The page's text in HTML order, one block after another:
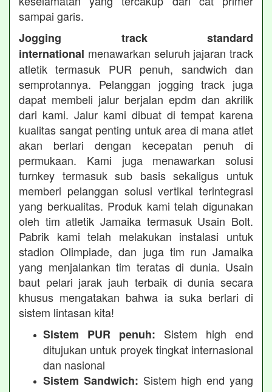
sampai garis.
Jogging track standard
international menawarkan seluruh jajaran track
atletik termasuk PUR penuh, sandwich dan
semprotannya. Pelanggan jogging track juga
dapat membeli jalur berjalan epdm dan akrilik
dari kami. Jalur kami dibuat di tempat karena
kualitas sangat penting untuk area di mana atlet
akan berlari dengan kecepatan penuh di
permukaan. Kami juga menawarkan solusi
turnkey termasuk sub basis sekaligus untuk
memberi pelanggan solusi vertikal terintegrasi
yang berkualitas. Produk kami telah digunakan
oleh tim atletik Jamaika termasuk Usain Bolt.
Pabrik kami telah melakukan instalasi untuk
stadion Olimpiade, dan juga tim run Jamaika
yang menjalankan tim teratas di dunia. Usain
baut pelari jarak jauh terbaik di dunia secara
khusus mengatakan bahwa ia suka berlari di
sistem lintasan kita!
Sistem PUR penuh: Sistem high end
ditujukan untuk proyek tingkat internasional
dan nasional
Sistem Sandwich: Sistem high end yang